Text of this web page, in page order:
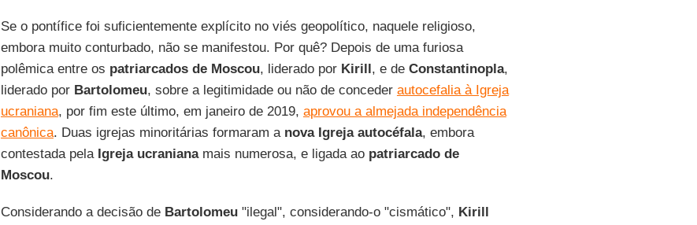
Se o pontífice foi suficientemente explícito no viés geopolítico, naquele religioso,
embora muito conturbado, não se manifestou. Por quê? Depois de uma furiosa
polêmica entre os patriarcados de Moscou, liderado por Kirill, e de Constantinopla,
liderado por Bartolomeu, sobre a legitimidade ou não de conceder autocefalia à Igreja
ucraniana, por fim este último, em janeiro de 2019, aprovou a almejada independência
canônica. Duas igrejas minoritárias formaram a nova Igreja autocéfala, embora
contestada pela Igreja ucranianamais numerosa, e ligada ao patriarcado de
Moscou.
Considerando a decisão de Bartolomeu"ilegal", considerando-o "cismático", Kirill